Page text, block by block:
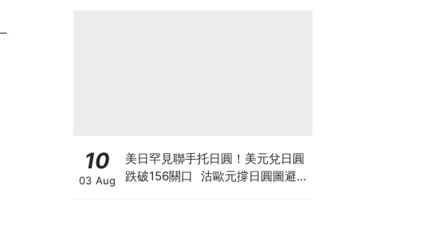
10
03 Aug
美日罕見聯手托日圓！美元兌日圓
跌破156關口 沽歐元撐日圓圖避開